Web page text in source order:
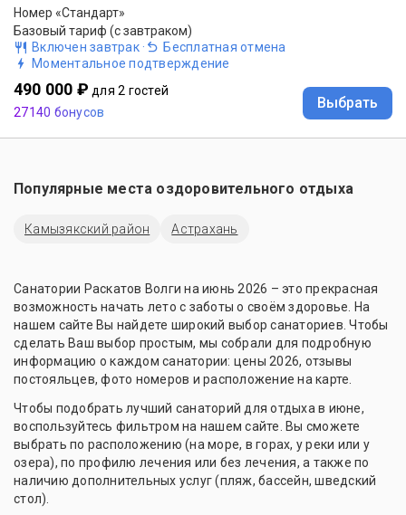
Номер «Стандарт»
Базовый тариф (с завтраком)
Включен завтрак·
Бесплатная отмена
Моментальное подтверждение
490 000 ₽ для 2 гостей
27140 бонусов
Выбрать
Популярные места оздоровительного отдыха
Камызякский район Астрахань
Санатории Раскатов Волги на июнь 2026 – это прекрасная
возможность начать лето с заботы о своём здоровье. На
нашем сайте Вы найдете широкий выбор санаториев. Чтобы
сделать Ваш выбор простым, мы собрали для подробную
информацию о каждом санатории: цены 2026, отзывы
постояльцев, фото номеров и расположение на карте.
Чтобы подобрать лучший санаторий для отдыха в июне,
воспользуйтесь фильтром на нашем сайте. Вы сможете
выбрать по расположению (на море, в горах, у реки или у
озера), по профилю лечения или без лечения, а также по
наличию дополнительных услуг (пляж, бассейн, шведский
стол).